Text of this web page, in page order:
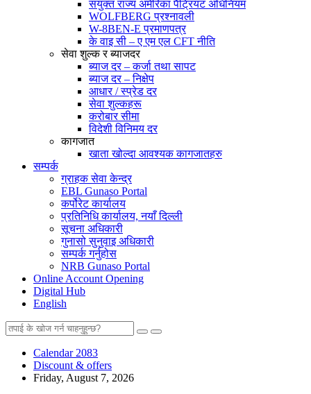
संयुक्त राज्य अमेरिका पैट्रियट अधिनियम
WOLFBERG प्रश्नावली
W-8BEN-E प्रमाणपत्र
के वाइ सी – ए एम एल CFT नीति
सेवा शुल्क र ब्याजदर
ब्याज दर – कर्जा तथा सापट
ब्याज दर – निक्षेप
आधार / स्प्रेड दर
सेवा शुल्कहरू
करोबार सीमा
विदेशी विनिमय दर
कागजात
खाता खोल्दा आवश्यक कागजातहरु
सम्पर्क
ग्राहक सेवा केन्द्र
EBL Gunaso Portal
कर्पोरेट कार्यालय
प्रतिनिधि कार्यालय, नयाँ दिल्ली
सूचना अधिकारी
गुनासो सुनुवाइ अधिकारी
सम्पर्क गर्नुहोस
NRB Gunaso Portal
Online Account Opening
Digital Hub
English
Calendar 2083
Discount & offers
Friday, August 7, 2026